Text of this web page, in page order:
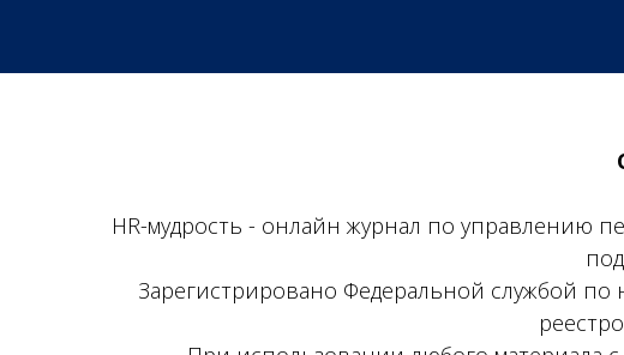
HR-мудрость - онлайн журнал по управлению
Зарегистрировано Федеральной службой